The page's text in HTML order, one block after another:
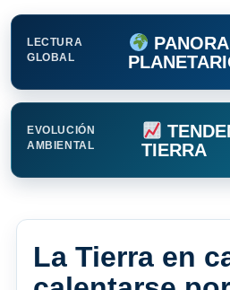
LECTURA
GLOBAL
EVOLUCIÓN
AMBIENTAL
TIERRA
La Tierra en